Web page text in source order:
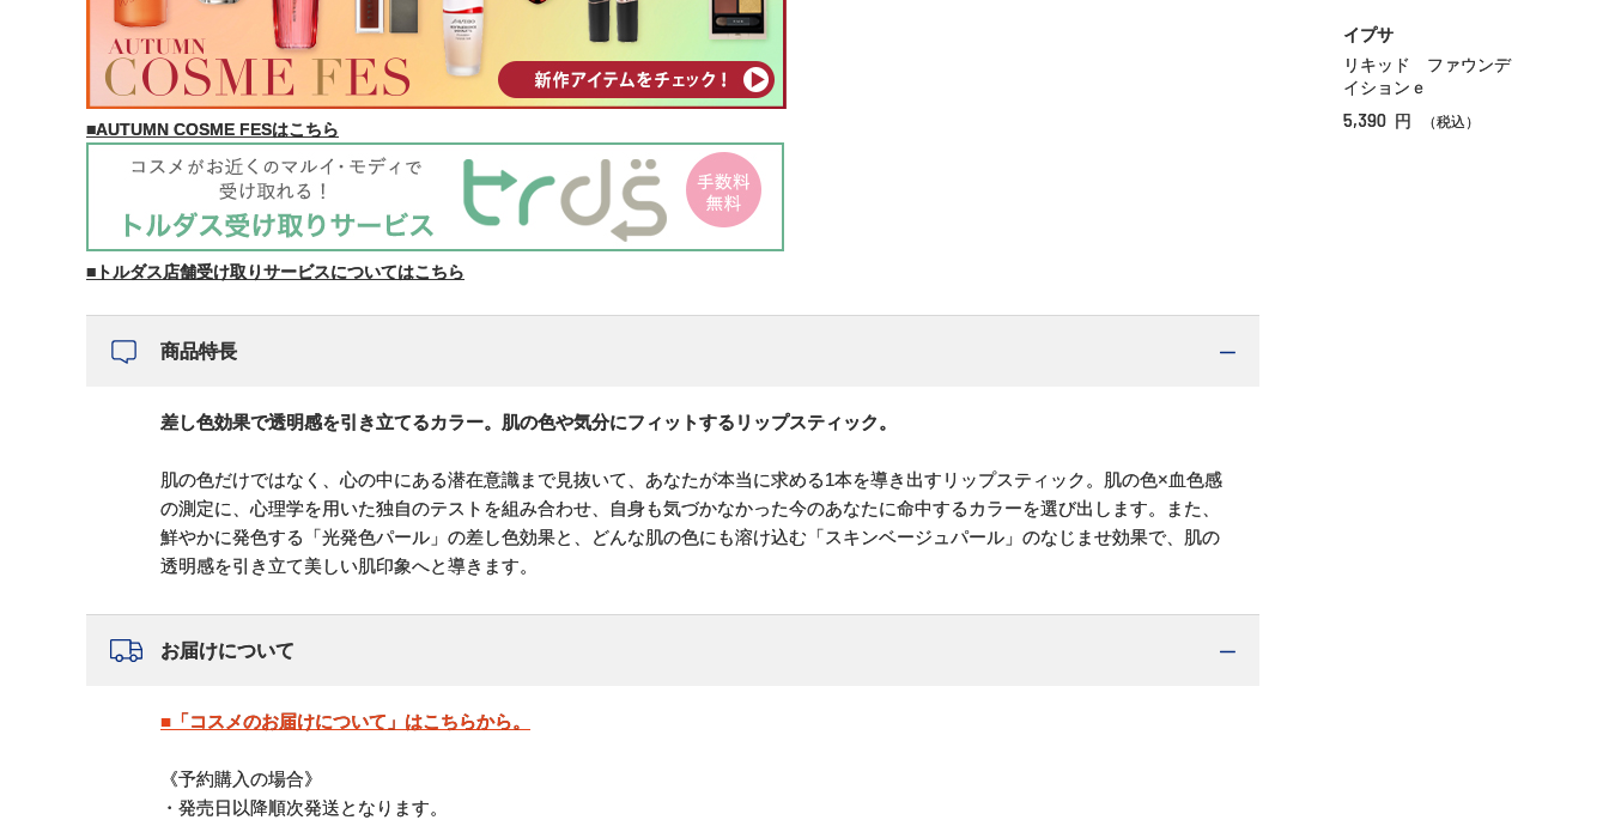
■AUTUMN COSME FESはこちら
■トルダス店舗受け取りサービスについてはこちら
商品特長
差し色効果で透明感を引き立てるカラー。肌の色や気分にフィットするリップスティック。
肌の色だけではなく、心の中にある潜在意識まで見抜いて、あなたが本当に求める1本を導き出すリップスティック。肌の色×血色感
の測定に、心理学を用いた独自のテストを組み合わせ、自身も気づかなかった今のあなたに命中するカラーを選び出します。また、
鮮やかに発色する「光発色パール」の差し色効果と、どんな肌の色にも溶け込む「スキンベージュパール」のなじませ効果で、肌の
透明感を引き立て美しい肌印象へと導きます。
お届けについて
■「コスメのお届けについて」はこちらから。
《予約購入の場合》
・発売日以降順次発送となります。
イプサ
リキッド ファウンデ
イションｅ
5,390 円 （税込）